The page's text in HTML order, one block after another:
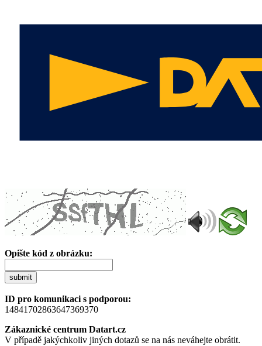
Opište kód z obrázku:
submit
ID pro komunikaci s podporou:
14841702863647369370
Zákaznické centrum Datart.cz
V případě jakýchkoliv jiných dotazů se na nás neváhejte obrátit.